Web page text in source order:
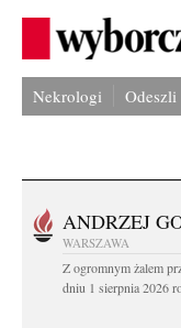
Nekrologi Odeszli
ANDRZEJ
WARSZAWA
Z ogromnym żalem
dniu 1 sierpnia 2026